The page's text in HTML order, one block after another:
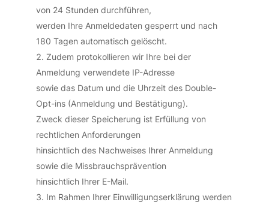
von 24 Stunden durchführen,
werden Ihre Anmeldedaten gesperrt und nach
180 Tagen automatisch gelöscht.
Zudem protokollieren wir Ihre bei der
Anmeldung verwendete IP-Adresse
sowie das Datum und die Uhrzeit des Double-
Opt-ins (Anmeldung und Bestätigung).
Zweck dieser Speicherung ist Erfüllung von
rechtlichen Anforderungen
hinsichtlich des Nachweises Ihrer Anmeldung
sowie die Missbrauchsprävention
hinsichtlich Ihrer E-Mail.
Im Rahmen Ihrer Einwilligungserklärung werden